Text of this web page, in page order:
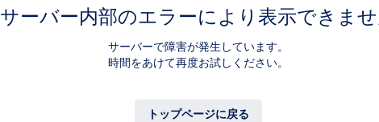
サーバー内部のエラーにより表示できま
サーバーで障害が発生しています。
時間をあけて再度お試しください。
トップページに戻る